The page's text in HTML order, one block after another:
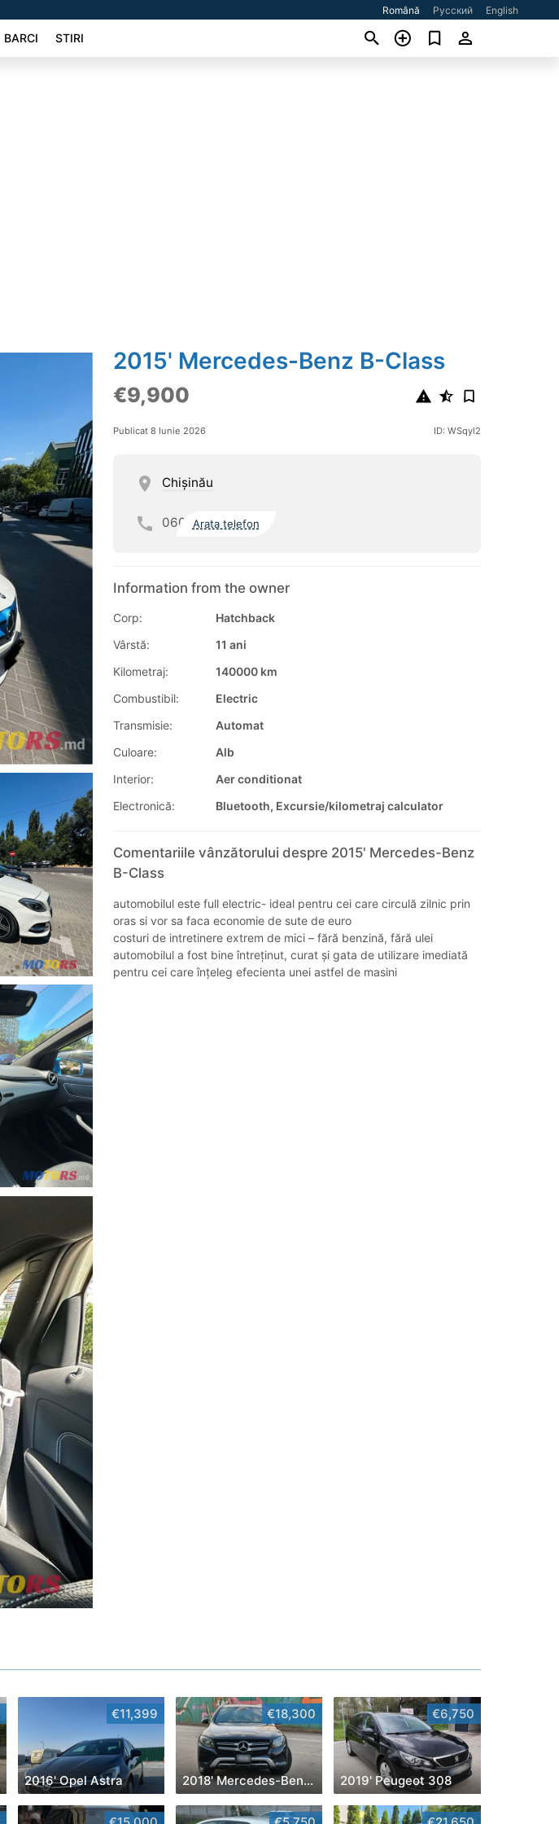
Română Русский English
BARCI STIRI
2015' Mercedes-Benz B-Class
€9,900
Publicat 8 Iunie 2026 ID: WSqyl2
Chişinău
060 Arata telefon
Information from the owner
Corp:
Hatchback
Vârstă:
11 ani
Kilometraj:
140000 km
Combustibil:
Electric
Transmisie:
Automat
Culoare:
Alb
Interior:
Aer conditionat
Electronică:
Bluetooth, Excursie/kilometraj calculator
Comentariile vânzătorului despre 2015' Mercedes-Benz
B-Class
automobilul este full electric- ideal pentru cei care circulă zilnic prin
oras si vor sa faca economie de sute de euro
costuri de intretinere extrem de mici – fără benzină, fără ulei
automobilul a fost bine întreținut, curat și gata de utilizare imediată
pentru cei care înțeleg efecienta unei astfel de masini
€11,399
2016' Opel Astra
€18,300
2018' Mercedes-Benz GLC
€6,750
2019' Peugeot 308